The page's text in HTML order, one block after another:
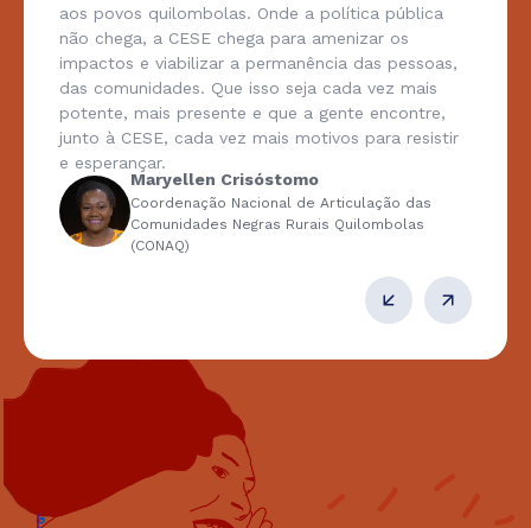
aos povos quilombolas. Onde a política pública
não chega, a CESE chega para amenizar os
impactos e viabilizar a permanência das pessoas,
das comunidades. Que isso seja cada vez mais
potente, mais presente e que a gente encontre,
junto à CESE, cada vez mais motivos para resistir
e esperançar.
Maryellen Crisóstomo
Coordenação Nacional de Articulação das
Comunidades Negras Rurais Quilombolas
(CONAQ)